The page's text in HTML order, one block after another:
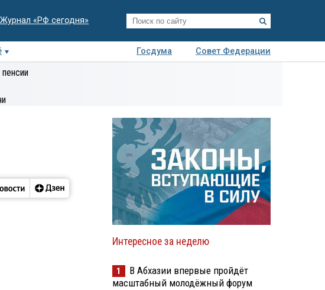
Журнал «РФ сегодня»
Госдума
Совет Федерации
Деловая
Интересное за неделю
1
В Абхазии впервые пройдёт
масштабный молодёжный форум